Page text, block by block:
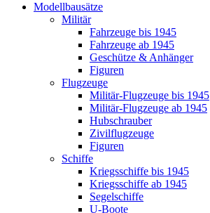
Modellbausätze
Militär
Fahrzeuge bis 1945
Fahrzeuge ab 1945
Geschütze & Anhänger
Figuren
Flugzeuge
Militär-Flugzeuge bis 1945
Militär-Flugzeuge ab 1945
Hubschrauber
Zivilflugzeuge
Figuren
Schiffe
Kriegsschiffe bis 1945
Kriegsschiffe ab 1945
Segelschiffe
U-Boote